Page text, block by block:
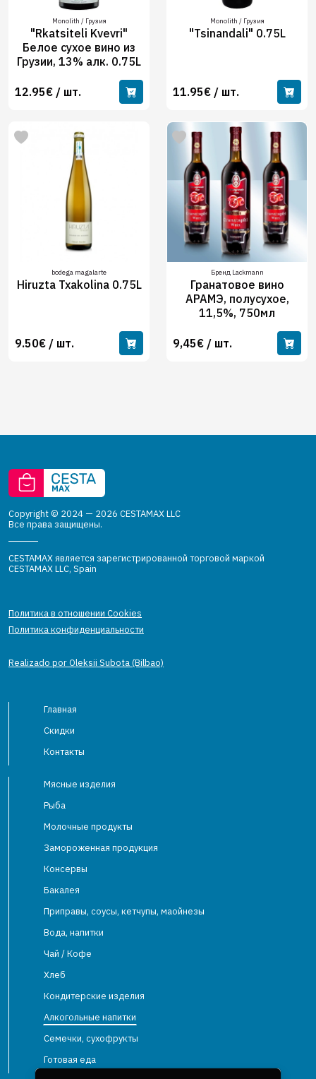
Monolith / Грузия
"Rkatsiteli Kvevri"
Белое сухое вино из
Грузии, 13% алк. 0.75L
12.95€ / шт.
Monolith / Грузия
"Tsinandali" 0.75L
11.95€ / шт.
bodega magalarte
Hiruzta Txakolina 0.75L
9.50€ / шт.
Бренд Lackmann
Гранатовое вино
АРАМЭ, полусухое,
11,5%, 750мл
9,45€ / шт.
Copyright © 2024 — 2026 CESTAMAX LLC
Все права защищены.
CESTAMAX является зарегистрированной торговой маркой
CESTAMAX LLC, Spain
Политика в отношении Cookies
Политика конфиденциальности
Realizado por Oleksii Subota (Bilbao)
Главная
Скидки
Контакты
Мясные изделия
Рыба
Молочные продукты
Замороженная продукция
Консервы
Бакалея
Приправы, соусы, кетчупы, маойнезы
Вода, напитки
Чай / Кофе
Хлеб
Кондитерские изделия
Алкогольные напитки
Семечки, сухофрукты
Готовая еда